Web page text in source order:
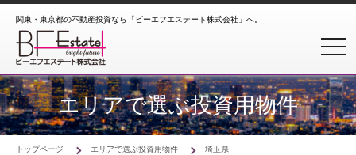
関東・東京都の不動産投資なら「ビーエフエステート株式会社」へ。
エリアで選ぶ投資用物件
トップページ エリアで選ぶ投資用物件
埼玉県